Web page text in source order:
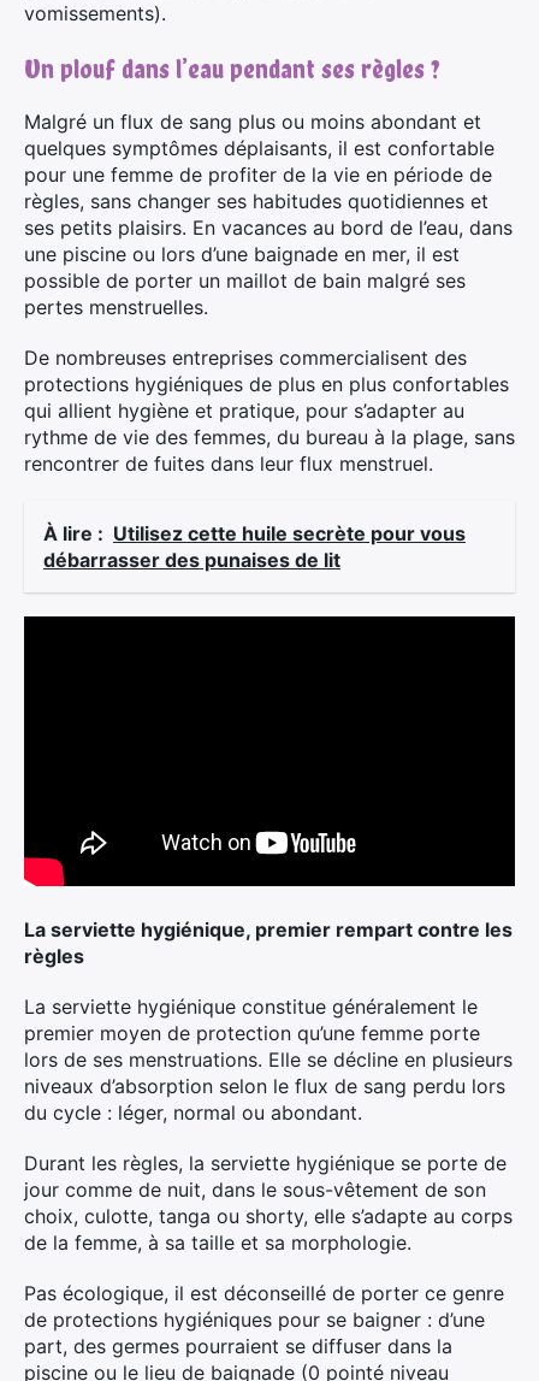
vomissements).
Un plouf dans l’eau pendant ses règles ?
Malgré un flux de sang plus ou moins abondant et
quelques symptômes déplaisants, il est confortable
pour une femme de profiter de la vie en période de
règles, sans changer ses habitudes quotidiennes et
ses petits plaisirs. En vacances au bord de l’eau, dans
une piscine ou lors d’une baignade en mer, il est
possible de porter un maillot de bain malgré ses
pertes menstruelles.
De nombreuses entreprises commercialisent des
protections hygiéniques de plus en plus confortables
qui allient hygiène et pratique, pour s’adapter au
rythme de vie des femmes, du bureau à la plage, sans
rencontrer de fuites dans leur flux menstruel.
À lire : Utilisez cette huile secrète pour vous
débarrasser des punaises de lit
La serviette hygiénique, premier rempart contre les
règles
La serviette hygiénique constitue généralement le
premier moyen de protection qu’une femme porte
lors de ses menstruations. Elle se décline en plusieurs
niveaux d’absorption selon le flux de sang perdu lors
du cycle : léger, normal ou abondant.
Durant les règles, la serviette hygiénique se porte de
jour comme de nuit, dans le sous-vêtement de son
choix, culotte, tanga ou shorty, elle s’adapte au corps
de la femme, à sa taille et sa morphologie.
Pas écologique, il est déconseillé de porter ce genre
de protections hygiéniques pour se baigner : d’une
part, des germes pourraient se diffuser dans la
piscine ou le lieu de baignade (0 pointé niveau